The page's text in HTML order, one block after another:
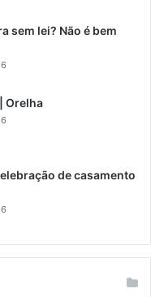
sem lei? Não é bem
Orelha
de casamento